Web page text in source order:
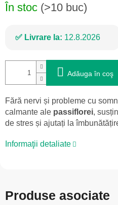
În stoc (>10 buc)
Livrare la: 12.8.2026
Adăuga în coş
Fără nervi și probleme cu
calmante ale passiflorei,
de stres și ajutați la
Informaţii detaliate
Produse asociate